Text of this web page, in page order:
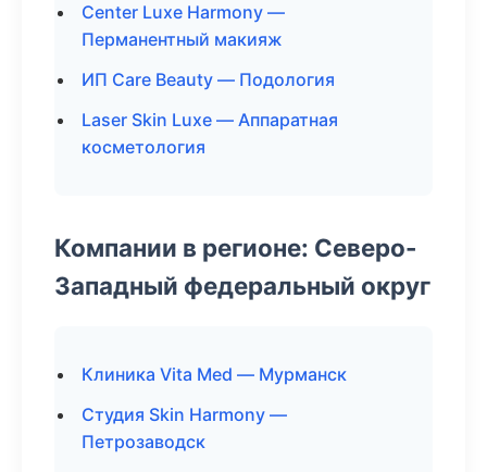
Center Luxe Harmony —
Перманентный макияж
ИП Care Beauty — Подология
Laser Skin Luxe — Аппаратная
косметология
Компании в регионе: Северо-
Западный федеральный округ
Клиника Vita Med — Мурманск
Студия Skin Harmony —
Петрозаводск